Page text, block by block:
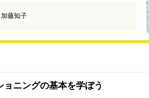
加藤知子
ニングの基本を学ぼう